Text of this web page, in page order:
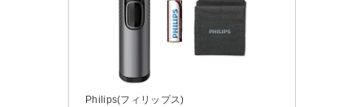
Philips(フィリップス)